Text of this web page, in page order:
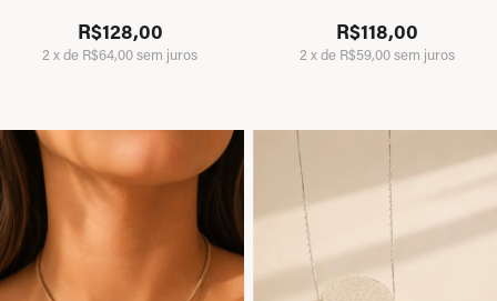
R$128,00
2 xde R$64,00sem juros
R$118,00
2 xde R$59,00sem juros